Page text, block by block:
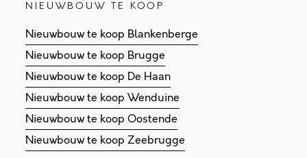
NIEUWBOUW TE KOOP
Nieuwbouw te koop Blankenberge
Nieuwbouw te koop Brugge
Nieuwbouw te koop De Haan
Nieuwbouw te koop Wenduine
Nieuwbouw te koop Oostende
Nieuwbouw te koop Zeebrugge